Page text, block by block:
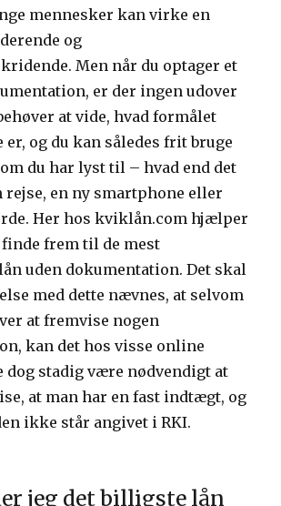
mennesker kan virke en
og
Men når du optager et
er der ingen udover
at vide, hvad formålet
er, og du kan således frit bruge
du har lyst til – hvad end det
rejse, en ny smartphone eller
Her hos kviklån.com hjælper
frem til de mest
uden dokumentation. Det skal
med dette nævnes, at selvom
at fremvise nogen
kan det hos visse online
dog stadig være nødvendigt at
at man har en fast indtægt, og
ikke står angivet i RKI.
jeg det billigste lån